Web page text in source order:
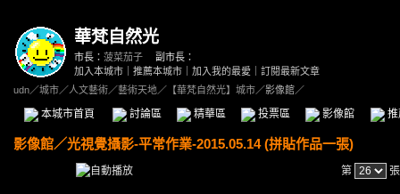
華梵自然光
市長： 菠菜茄子
副市長：
加入本城市
推薦本城市 加入我的最愛
訂閱最新文章
udn／城市／人文藝術／藝術天地／ 【華梵自然光】城市／影像館／
本城市首頁 討論區 精華區 投票區 影像館
影像館／光視覺攝影-平常作業-2015.05.14 (拼貼作品一張)
第